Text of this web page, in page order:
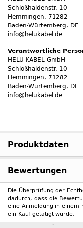
Schloßhaldenstr. 10
Hemmingen, 71282
Baden-Würtemberg, DE
info@helukabel.de
Verantwortliche
HELU KABEL GmbH
Schloßhaldenstr. 10
Hemmingen, 71282
Baden-Würtemberg, DE
info@helukabel.de
Produktdaten
Bewertungen
Die Überprüfung der
dadurch, dass die
eine Anmeldung in einem
ein Kauf getätigt wurde.